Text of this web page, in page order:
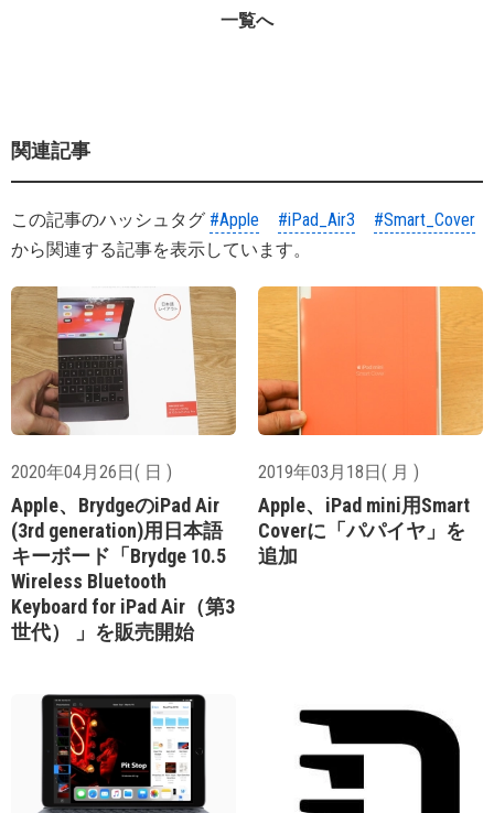
一覧へ
関連記事
この記事のハッシュタグ #Apple #iPad_Air3
#Smart_Cover
から関連する記事を表示しています。
2020年04月26日( 日 )
Apple、BrydgeのiPad Air
(3rd generation)用日本語
キーボード「Brydge 10.5
Wireless Bluetooth
Keyboard for iPad Air（第3
世代） 」を販売開始
2019年03月18日( 月 )
Apple、iPad mini用Smart
Coverに「パパイヤ」を
追加